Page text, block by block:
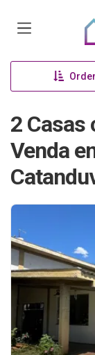
2 Casas
Venda